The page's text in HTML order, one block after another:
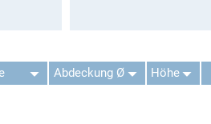
Abdeckung Ø Höhe